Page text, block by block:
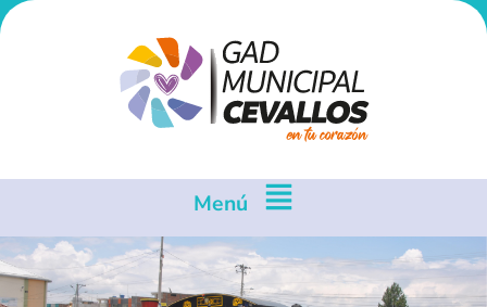
Menú